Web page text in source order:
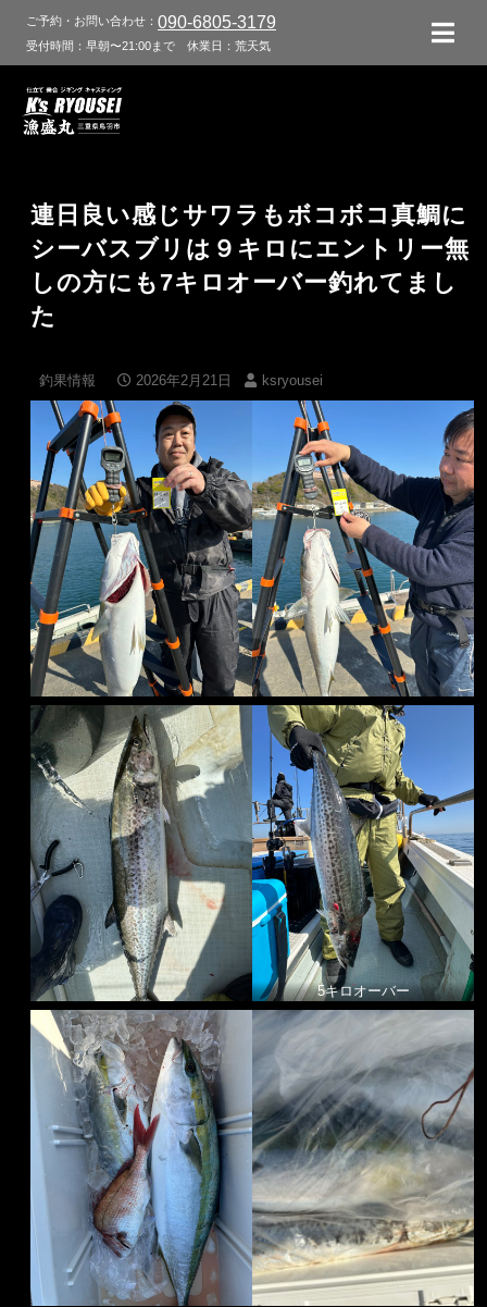
ご予約・お問い合わせ： 090-6805-3179
受付時間：早朝〜21:00まで 休業日：荒天気
連日良い感じサワラもボコボコ真鯛に
シーバスブリは９キロにエントリー無
しの方にも7キロオーバー釣れてまし
た
釣果情報 2026年2月21日 ksryousei
5キロオーバー